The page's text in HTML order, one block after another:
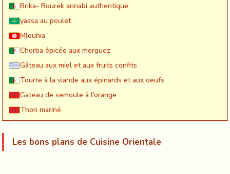
Brika- Bourek annabi authentique
yassa au poulet
Mlouhia
Chorba épicée aux merguez
Gâteau aux miel et aux fruits confits
Tourte à la viande aux épinards et aux oeufs
Gateau de semoule à l'orange
Thon mariné
Les bons plans de Cuisine Orientale